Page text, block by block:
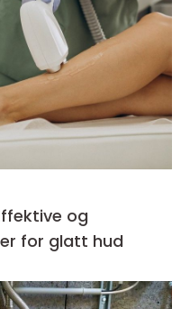
og
for glatt hud